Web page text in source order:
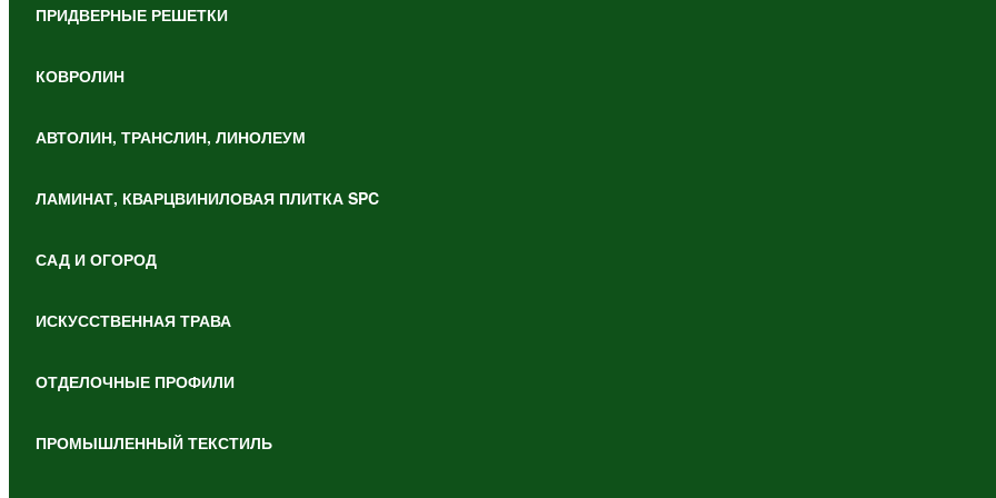
ПРИДВЕРНЫЕ РЕШЕТКИ
КОВРОЛИН
АВТОЛИН, ТРАНСЛИН, ЛИНОЛЕУМ
ЛАМИНАТ, КВАРЦВИНИЛОВАЯ ПЛИТКА SPC
САД И ОГОРОД
ИСКУССТВЕННАЯ ТРАВА
ОТДЕЛОЧНЫЕ ПРОФИЛИ
ПРОМЫШЛЕННЫЙ ТЕКСТИЛЬ